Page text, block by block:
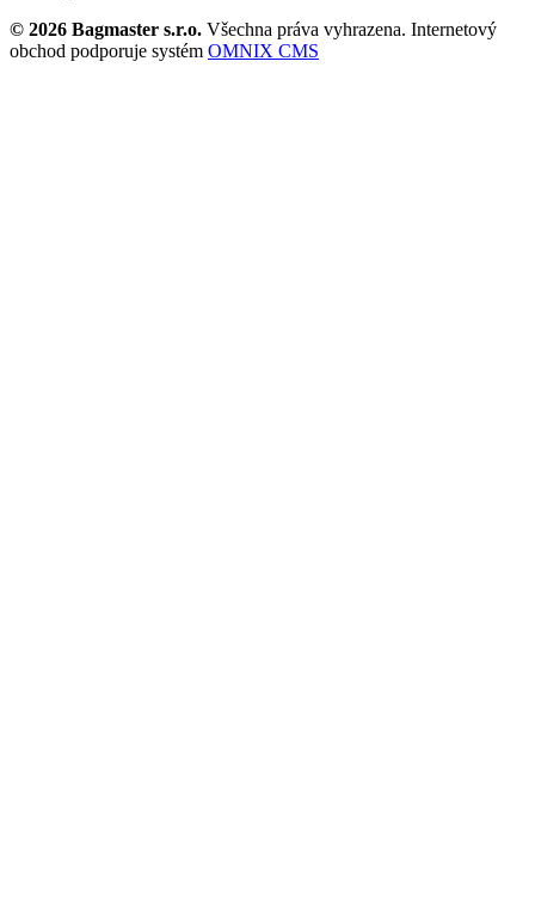
© 2026 Bagmaster s.r.o. Všechna práva vyhrazena. Internetový
obchod podporuje systém OMNIX CMS